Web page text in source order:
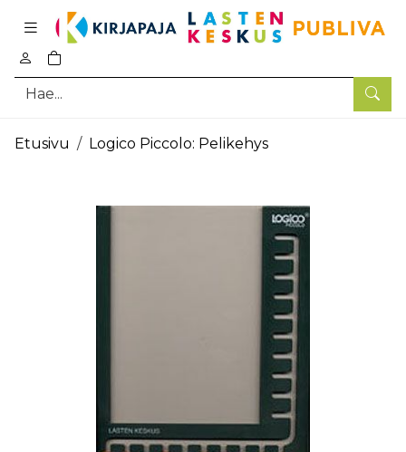
Hae
0
tuotetta ostoskorissa
Pääsisältö
Etusivu Logico Piccolo: Pelikehys